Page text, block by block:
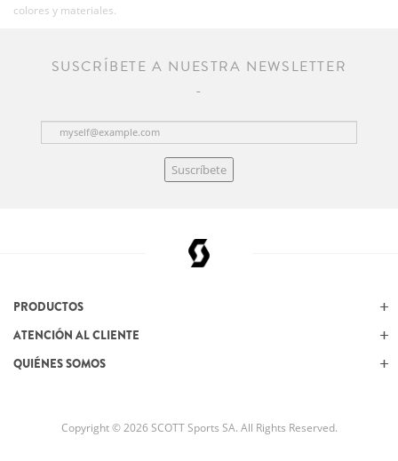
colores y materiales.
SUSCRÍBETE A NUESTRA NEWSLETTER
Suscríbete
PRODUCTOS
ATENCIÓN AL CLIENTE
QUIÉNES SOMOS
Copyright © 2026 SCOTT Sports SA. All Rights Reserved.